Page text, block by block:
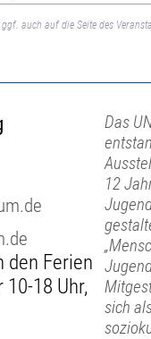
auch auf die Seite des
den Ferien
18 Uhr,
Das
12
sich